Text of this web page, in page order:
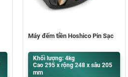
Máy đếm tiền Hoshico Pin Sạc
Khối lượng: 4kg
Cao 295 x rộng 248 x sâu 205
mm